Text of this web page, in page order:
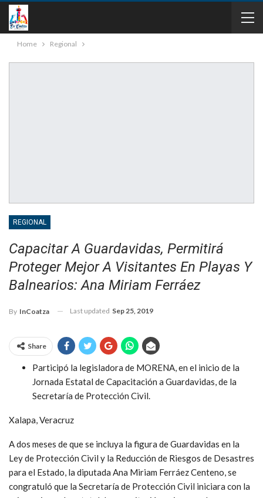
Home Regional
REGIONAL
Capacitar A Guardavidas, Permitirá
Proteger Mejor A Visitantes En Playas Y
Balnearios: Ana Miriam Ferráez
By InCoatza Last updated Sep 25, 2019
Share
Participó la legisladora de MORENA, en el inicio de la
Jornada Estatal de Capacitación a Guardavidas, de la
Secretaría de Protección Civil.
Xalapa, Veracruz
A dos meses de que se incluya la figura de Guardavidas en la
Ley de Protección Civil y la Reducción de Riesgos de Desastres
para el Estado, la diputada Ana Miriam Ferráez Centeno, se
congratuló que la Secretaría de Protección Civil iniciara con la